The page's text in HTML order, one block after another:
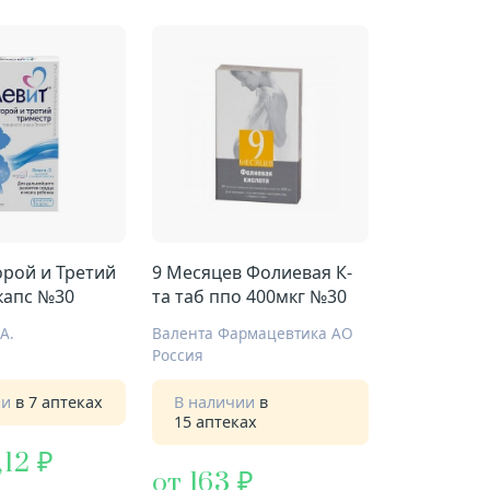
и Третий
№30
в 7 аптеках
9 Месяцев Фолиевая К-
та таб ппо 400мкг №30
Валента Фармацевтика АО
Россия
В наличии в
15 аптеках
от 163